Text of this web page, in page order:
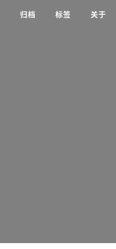
归档 标签 关于